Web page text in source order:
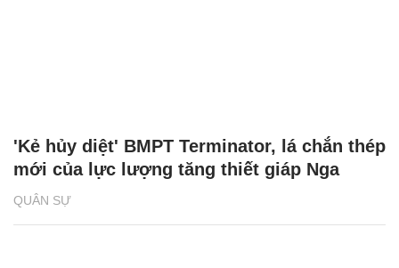
QUÂN SỰ
'Kẻ hủy diệt' BMPT Terminator, lá chắn thép
mới của lực lượng tăng thiết giáp Nga